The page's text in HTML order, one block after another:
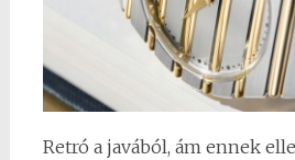
Retró a javából, ám ennek